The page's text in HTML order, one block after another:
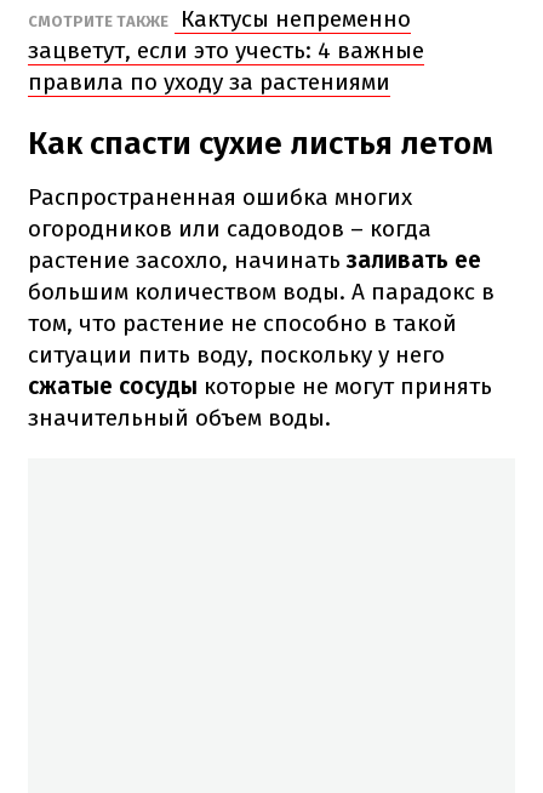
СМОТРИТЕ ТАКЖЕ
Кактусы непременно
зацветут, если это учесть: 4 важные
правила по уходу за растениями
Как спасти сухие листья летом
Распространенная ошибка многих
огородников или садоводов – когда
растение засохло, начинать заливать ее
большим количеством воды. А парадокс в
том, что растение не способно в такой
ситуации пить воду, поскольку у него
сжатые сосуды которые не могут принять
значительный объем воды.